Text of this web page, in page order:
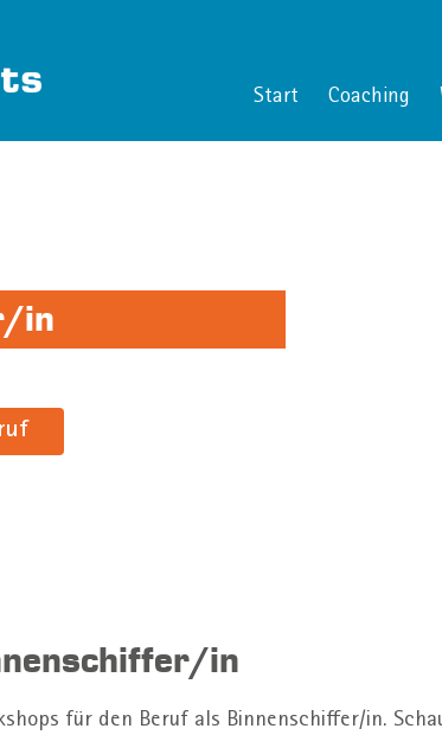
Start Coaching
in
in
für den Beruf als Binnenschiffer/in.